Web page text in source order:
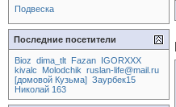
Подвеска
Последние посетители
Bioz dima_tlt Fazan IGORXXX
kivalc
Molodchik ruslan-life@mail.ru
[домовой Кузьма] Заурбек15
Николай 163